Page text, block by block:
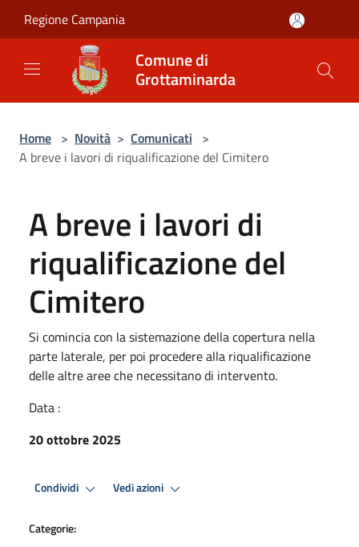
Regione Campania
Comune di
Grottaminarda
Home > Novità > Comunicati >
A breve i lavori di riqualificazione del Cimitero
A breve i lavori di
riqualificazione del
Cimitero
Si comincia con la sistemazione della copertura nella
parte laterale, per poi procedere alla riqualificazione
delle altre aree che necessitano di intervento.
Data :
20 ottobre 2025
Condividi Vedi azioni
Categorie: